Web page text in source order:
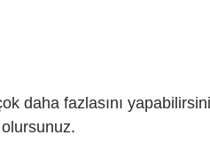
daha fazlasını